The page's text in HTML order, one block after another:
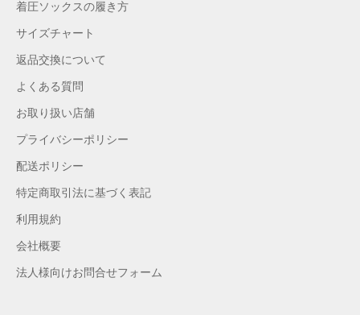
着圧ソックスの履き方
サイズチャート
返品交換について
よくある質問
お取り扱い店舗
プライバシーポリシー
配送ポリシー
特定商取引法に基づく表記
利用規約
会社概要
法人様向けお問合せフォーム